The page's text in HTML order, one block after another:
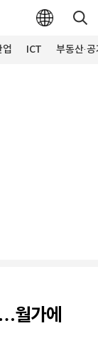
업 ICT 부동산·
월가에